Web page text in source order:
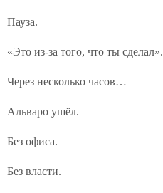
Пауза.
«Это из-за того, что ты сделал».
Через несколько часов…
Альваро ушёл.
Без офиса.
Без власти.